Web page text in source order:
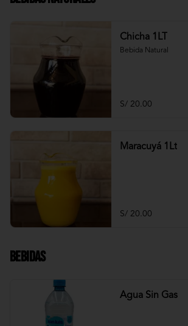
Chicha 1LT
Bebida Natural
S/ 20.00
Maracuyá 1Lt
S/ 20.00
Bebidas
Agua Sin Gas